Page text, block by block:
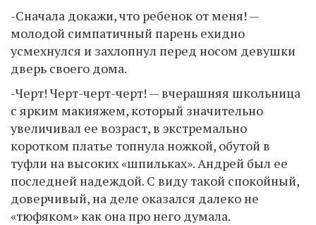
-Сначала докажи, что ребенок от меня! —
молодой симпатичный парень ехидно
усмехнулся и захлопнул перед носом девушки
дверь своего дома.
-Черт! Черт-черт-черт! — вчерашняя школьница
с ярким макияжем, который значительно
увеличивал ее возраст, в экстремально
коротком платье топнула ножкой, обутой в
туфли на высоких «шпильках». Андрей был ее
последней надеждой. С виду такой спокойный,
доверчивый, на деле оказался далеко не
«тюфяком» как она про него думала.